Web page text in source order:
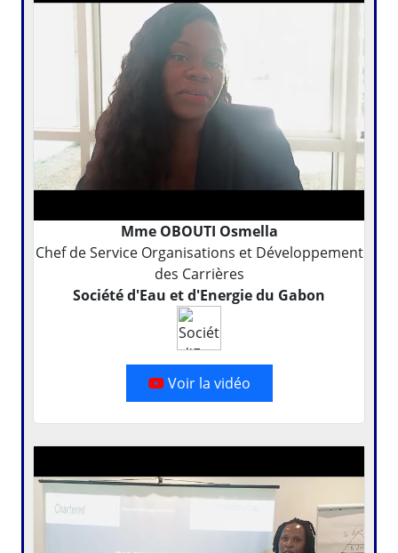
Mme OBOUTI Osmella
Chef de Service Organisations et Développement
des Carrières
Société d'Eau et d'Energie du Gabon
Voir la vidéo